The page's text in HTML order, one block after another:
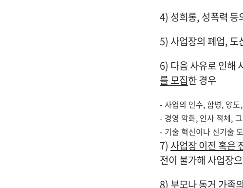
4) 성희롱, 성폭력 등
5) 사업장의 폐업, 도
6) 다음 사유로 인해
를 모집한 경우
- 사업의 인수, 합병, 양
- 경영 악화, 인사 적체,
- 기술 혁신이나 신기술
7) 사업장 이전 혹은
전이 불가해 사업장
8) 부모나 동거 가족